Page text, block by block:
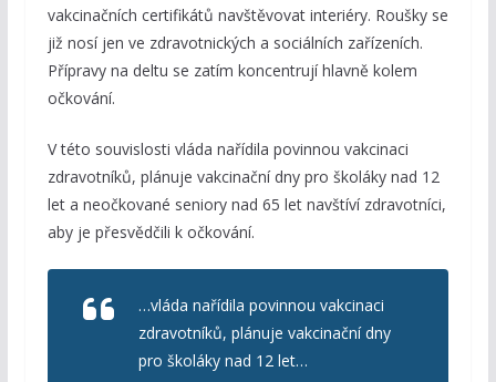
vakcinačních certifikátů navštěvovat interiéry. Roušky se
již nosí jen ve zdravotnických a sociálních zařízeních.
Přípravy na deltu se zatím koncentrují hlavně kolem
očkování.
V této souvislosti vláda nařídila povinnou vakcinaci
zdravotníků, plánuje vakcinační dny pro školáky nad 12
let a neočkované seniory nad 65 let navštíví zdravotníci,
aby je přesvědčili k očkování.
…vláda nařídila povinnou vakcinaci
zdravotníků, plánuje vakcinační dny
pro školáky nad 12 let…